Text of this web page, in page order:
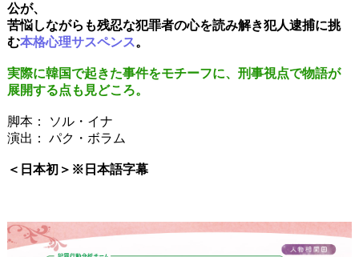
公が、
苦悩しながらも残忍な犯罪者の心を読み解き犯人逮捕に挑
む本格心理サスペンス。
実際に韓国で起きた事件をモチーフに、刑事視点で物語が
展開する点も見どころ。
脚本： ソル・イナ
演出： パク・ボラム
＜日本初＞※日本語字幕